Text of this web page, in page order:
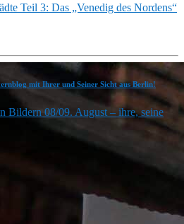
Teil 3: Das „Venedig des Nordens“
mit Ihrer und Seiner Sicht aus Berlin!
Bildern 08/09. August – ihre, seine